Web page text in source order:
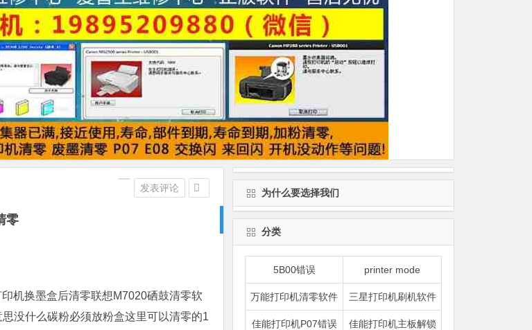
零
发表评论
机换墨盒后清零联想M7020硒鼓清零软
没什么碳粉必须放粉盒这里可以清零的1
为什么要选择我们
分类
5B00错误 printer mode
万能打印机清零软件 三星打印机刷机软件
佳能打印机P07错误 佳能打印机主板解锁